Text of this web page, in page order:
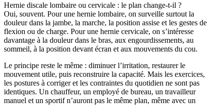
Hernie discale lombaire ou cervicale : le plan change-t-il ?
Oui, souvent. Pour une hernie lombaire, on surveille surtout la
douleur dans la jambe, la marche, la position assise et les gestes de
flexion ou de charge. Pour une hernie cervicale, on s’intéresse
davantage à la douleur dans le bras, aux engourdissements, au
sommeil, à la position devant écran et aux mouvements du cou.
Le principe reste le même : diminuer l’irritation, restaurer le
mouvement utile, puis reconstruire la capacité. Mais les exercices,
les postures à corriger et les contraintes du quotidien ne sont pas
identiques. Un chauffeur, un employé de bureau, un travailleur
manuel et un sportif n’auront pas le même plan, même avec un